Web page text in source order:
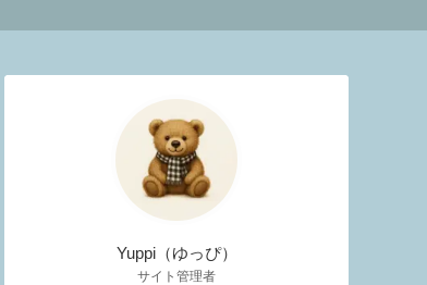
Yuppi（ゆっぴ）
サイト管理者